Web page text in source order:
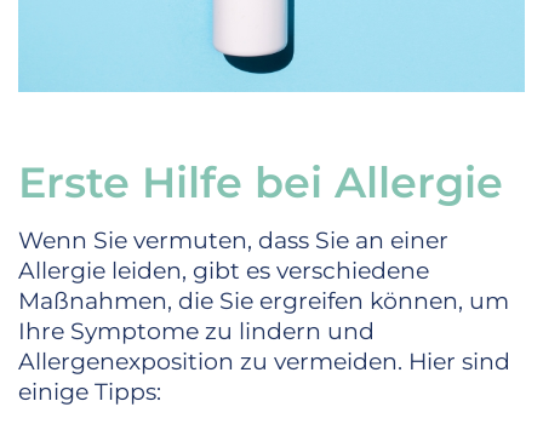
Erste Hilfe bei Allergie
Wenn Sie vermuten, dass Sie an einer
Allergie leiden, gibt es verschiedene
Maßnahmen, die Sie ergreifen können, um
Ihre Symptome zu lindern und
Allergenexposition zu vermeiden. Hier sind
einige Tipps: